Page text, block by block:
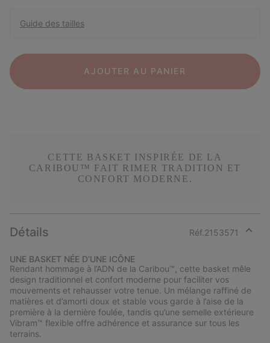
Guide des tailles
AJOUTER AU PANIER
CETTE BASKET INSPIRÉE DE LA
CARIBOU™ FAIT RIMER TRADITION ET
CONFORT MODERNE.
Détails Réf. 2153571
section
UNE BASKET NÉE D’UNE ICÔNE
Rendant hommage à l’ADN de la Caribou™, cette basket mêle
design traditionnel et confort moderne pour faciliter vos
mouvements et rehausser votre tenue. Un mélange raffiné de
matières et d’amorti doux et stable vous garde à l’aise de la
première à la dernière foulée, tandis qu’une semelle extérieure
Vibram™ flexible offre adhérence et assurance sur tous les
terrains.